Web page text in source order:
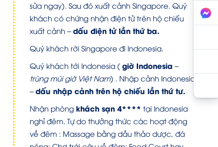
sửa ngay). Sau đó xuất cảnh Singapore. Quý
khách có chứng nhận điện tử trên hộ chiếu
xuất cảnh –dấu điện tử lần thứ ba.
Quý khách rời Singapore đi Indonesia.
Quý khách tới Indonesia ( giờ Indonesia –
trùng múi giờ Việt Nam) . Nhập cảnh Indonesia
–dấu nhập cảnh trên hộ chiếu lần thứ tư.
Nhận phòng khách sạn 4**** tại Indonesia
nghỉ đêm. Tự do thưởng thức các hoạt động
về đêm : Massage bằng dầu thảo dược, đá